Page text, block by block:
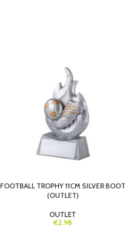
FOOTBALL TROPHY 11CM SILVER BOOT
(OUTLET)
OUTLET
€2.98